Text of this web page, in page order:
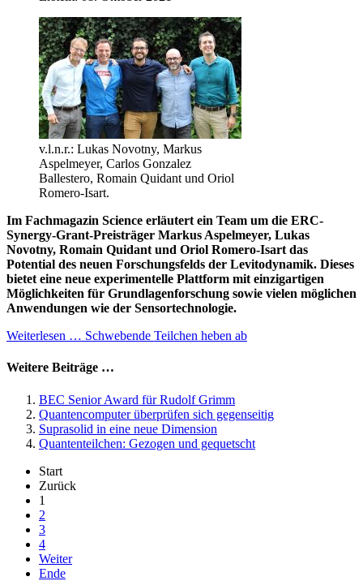
v.l.n.r.: Lukas Novotny, Markus
Aspelmeyer, Carlos Gonzalez
Ballestero, Romain Quidant und Oriol
Romero-Isart.
Im Fachmagazin Science erläutert ein Team um die ERC-
Synergy-Grant-Preisträger Markus Aspelmeyer, Lukas
Novotny, Romain Quidant und Oriol Romero-Isart das
Potential des neuen Forschungsfelds der Levitodynamik. Dieses
bietet eine neue experimentelle Plattform mit einzigartigen
Möglichkeiten für Grundlagenforschung sowie vielen möglichen
Anwendungen wie der Sensortechnologie.
Weiterlesen … Schwebende Teilchen heben ab
Weitere Beiträge …
BEC Senior Award für Rudolf Grimm
Quanten­­computer über­­prüfen sich gegen­­seitig
Suprasolid in eine neue Dimension
Quantenteilchen: Gezogen und gequetscht
Start
Zurück
1
2
3
4
Weiter
Ende